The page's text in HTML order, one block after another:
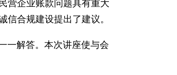
营企业账款问题具有重大
合规建设提出了建议。
一解答。本次讲座使与会